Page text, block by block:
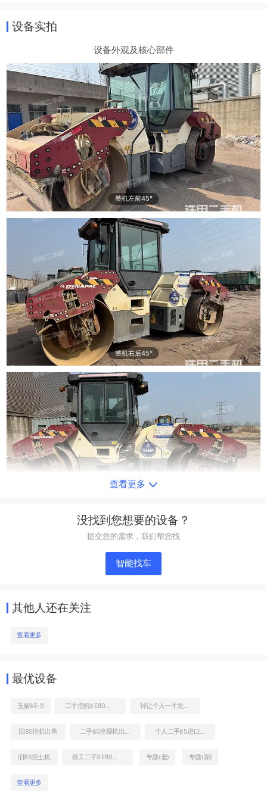
设备实拍
设备外观及核心部件
整机左前45°
整机右后45°
查看更多
没找到您想要的设备？
提交您的需求，我们帮您找
智能找车
其他人还在关注
查看更多
最优设备
玉柴85-9
旧85挖机出售 二手85挖掘机出售信息
旧85挖土机 专题(老) 专题(新)
查看更多